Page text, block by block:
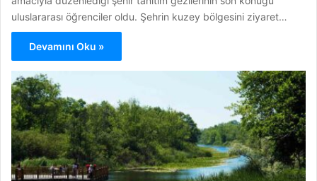
uluslararası öğrenciler oldu. Şehrin kuzey bölgesini ziyaret…
Devamını Oku »